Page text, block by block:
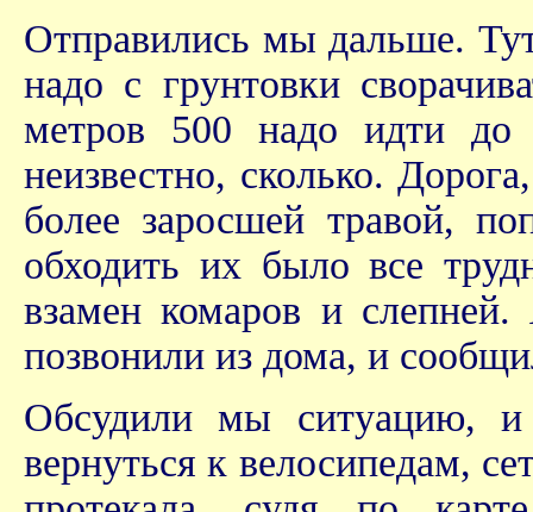
Отправились мы дальше.
надо с грунтовки
метров 500 надо идти
неизвестно, сколько.
более заросшей травой,
обходить их было все
взамен комаров и
позвонили из дома, и
Обсудили мы ситуацию,
вернуться к велосипедам,